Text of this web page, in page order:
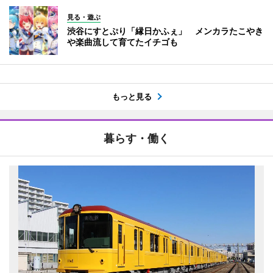
見る・遊ぶ
渋谷にすとぷり「縁日かふぇ」 メンカラたこやき
や楽曲流して育てたイチゴも
もっと見る
暮らす・働く